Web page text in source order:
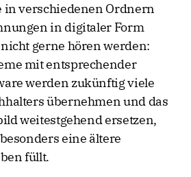
in verschiedenen Ordnern
in digitaler Form
gerne hören werden:
mit entsprechender
werden zukünftig viele
übernehmen und das
weitestgehend ersetzen,
eine ältere
füllt.